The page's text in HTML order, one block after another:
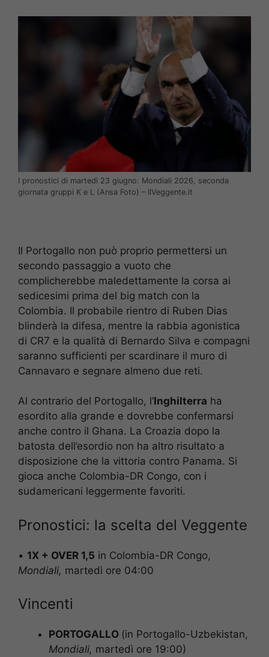
I pronostici di martedì 23 giugno: Mondiali 2026, seconda
giornata gruppi K e L (Ansa Foto) – IlVeggente.it
Il Portogallo non può proprio permettersi un
secondo passaggio a vuoto che
complicherebbe maledettamente la corsa ai
sedicesimi prima del big match con la
Colombia. Il probabile rientro di Ruben Dias
blinderà la difesa, mentre la rabbia agonistica
di CR7 e la qualità di Bernardo Silva e compagni
saranno sufficienti per scardinare il muro di
Cannavaro e segnare almeno due reti.
Al contrario del Portogallo, l’Inghilterra ha
esordito alla grande e dovrebbe confermarsi
anche contro il Ghana. La Croazia dopo la
batosta dell’esordio non ha altro risultato a
disposizione che la vittoria contro Panama. Si
gioca anche Colombia-DR Congo, con i
sudamericani leggermente favoriti.
Pronostici: la scelta del Veggente
• 1X + OVER 1,5 in Colombia-DR Congo,
Mondiali, martedì ore 04:00
Vincenti
PORTOGALLO (in Portogallo-Uzbekistan,
Mondiali, martedì ore 19:00)